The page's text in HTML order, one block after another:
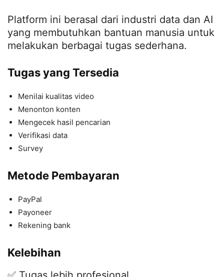
Platform ini berasal dari industri data dan AI
yang membutuhkan bantuan manusia untuk
melakukan berbagai tugas sederhana.
Tugas yang Tersedia
Menilai kualitas video
Menonton konten
Mengecek hasil pencarian
Verifikasi data
Survey
Metode Pembayaran
PayPal
Payoneer
Rekening bank
Kelebihan